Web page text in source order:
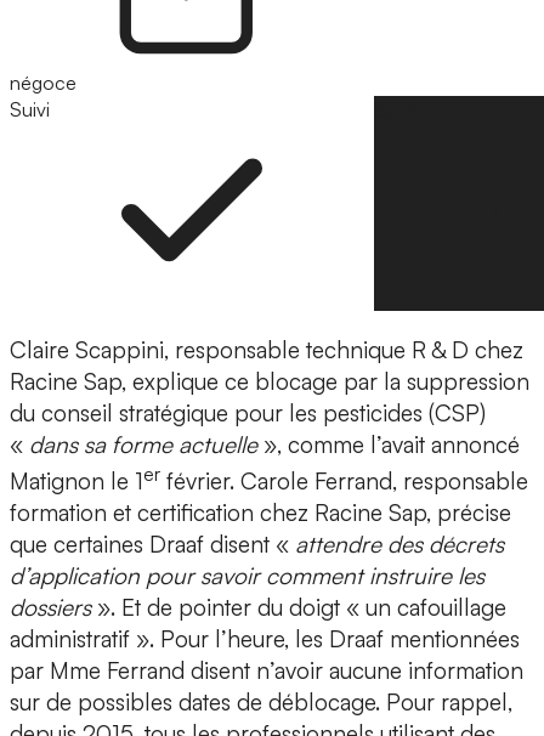
négoce
Suivi
Claire Scappini, responsable technique R & D chez
Racine Sap, explique ce blocage par la suppression
du conseil stratégique pour les pesticides (CSP)
« dans sa forme actuelle», comme l’avait annoncé
Matignon le 1er février. Carole Ferrand, responsable
formation et certification chez Racine Sap, précise
que certaines Draaf disent « attendre des décrets
d’application pour savoir comment instruire les
dossiers». Et de pointer du doigt « un cafouillage
administratif ». Pour l’heure, les Draaf mentionnées
par Mme Ferrand disent n’avoir aucune information
sur de possibles dates de déblocage. Pour rappel,